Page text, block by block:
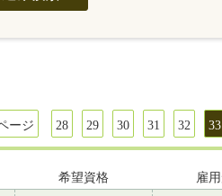
ージ 28 29 30 31 32 33
希望資格 雇